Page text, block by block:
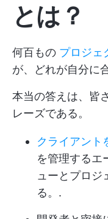
とは？
何百もの プロジェ
が、どれが自分に
本当の答えは、皆
レーズである。
クライアント
を管理するエ
ューと プロジ
る。 .